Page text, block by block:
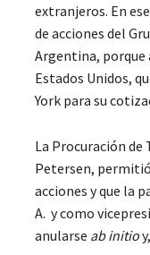
extranjeros. En
de acciones del
Argentina, porque
Estados Unidos,
York para su
La Procuración de
Petersen,
acciones y que la
A. y como
anularse ab initio